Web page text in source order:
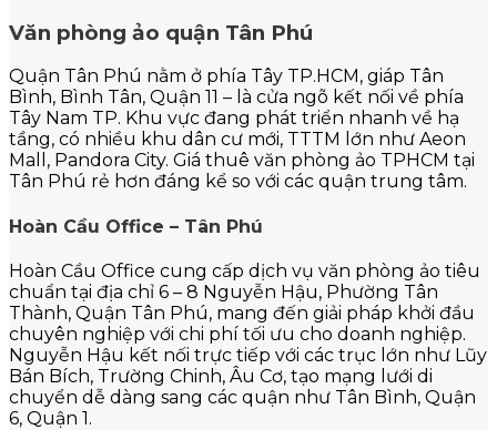
Văn phòng ảo quận Tân Phú
Quận Tân Phú nằm ở phía Tây TP.HCM, giáp Tân
Bình, Bình Tân, Quận 11 – là cửa ngõ kết nối về phía
Tây Nam TP. Khu vực đang phát triển nhanh về hạ
tầng, có nhiều khu dân cư mới, TTTM lớn như Aeon
Mall, Pandora City. Giá thuê văn phòng ảo TPHCM tại
Tân Phú rẻ hơn đáng kể so với các quận trung tâm.
Hoàn Cầu Office – Tân Phú
Hoàn Cầu Office cung cấp dịch vụ văn phòng ảo tiêu
chuẩn tại địa chỉ 6 – 8 Nguyễn Hậu, Phường Tân
Thành, Quận Tân Phú, mang đến giải pháp khởi đầu
chuyên nghiệp với chi phí tối ưu cho doanh nghiệp.
Nguyễn Hậu kết nối trực tiếp với các trục lớn như Lũy
Bán Bích, Trường Chinh, Âu Cơ, tạo mạng lưới di
chuyển dễ dàng sang các quận như Tân Bình, Quận
6, Quận 1.